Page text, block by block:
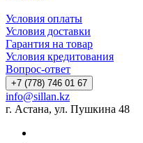
Условия оплаты
Условия доставки
Гарантия на товар
Условия кредитования
Вопрос-ответ
+7 (778) 746 01 67
info@sillan.kz
г. Астана, ул. Пушкина 48